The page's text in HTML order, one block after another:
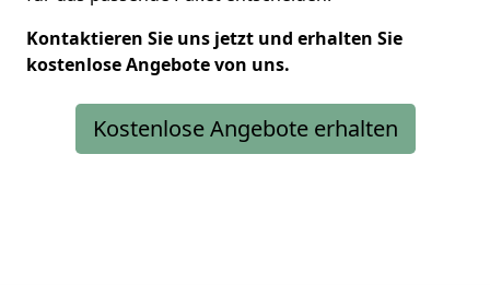
Kontaktieren Sie uns jetzt und erhalten Sie
kostenlose Angebote von uns.
Kostenlose Angebote erhalten